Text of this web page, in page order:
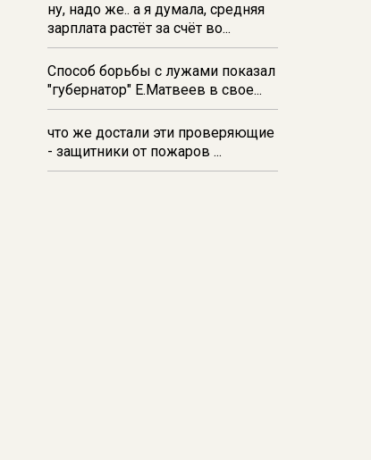
ну, надо же.. а я думала, средняя
зарплата растёт за счёт во...
Способ борьбы с лужами показал
"губернатор" Е.Матвеев в свое...
что же достали эти проверяющие
- защитники от пожаров ...